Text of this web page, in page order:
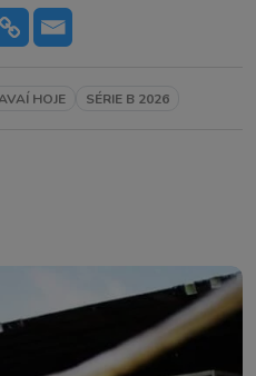
HOJE SÉRIE B 2026